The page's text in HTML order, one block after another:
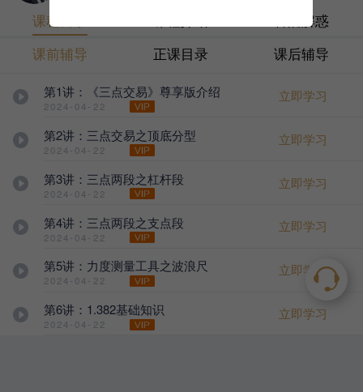
课程目录
答疑解惑
课前辅导
正课目录 课后辅导
第1讲：《三点交易》尊享版介绍
2024-04-22
立即学习
第2讲：三点交易之顶底分型
2024-04-22
立即学习
第3讲：三点两段之杠杆段
2024-04-22
立即学习
第4讲：三点两段之支点段
2024-04-22
立即学习
第5讲：力度测量工具之波浪尺
2024-04-22
立即学习
第6讲：1.382基础知识
2024-04-22
立即学习